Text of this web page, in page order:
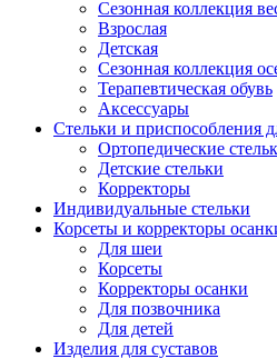
Сезонная коллекция
Взрослая
Детская
Сезонная коллекция
Терапевтическая обувь
Аксессуары
Стельки и приспособления
Ортопедические
Детские стельки
Корректоры
Индивидуальные стельки
Корсеты и корректоры
Для шеи
Корсеты
Корректоры осанки
Для позвочника
Для детей
Изделия для суставов